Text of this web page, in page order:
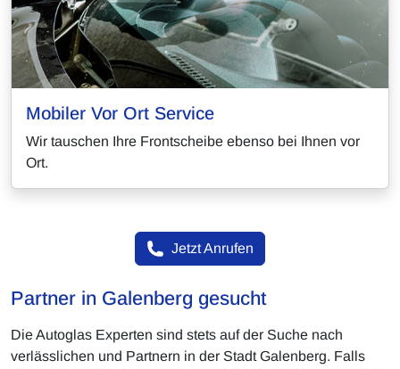
Mobiler Vor Ort Service
Wir tauschen Ihre Frontscheibe ebenso bei Ihnen vor
Ort.
Jetzt Anrufen
Partner in Galenberg gesucht
Die Autoglas Experten sind stets auf der Suche nach
verlässlichen und Partnern in der Stadt Galenberg. Falls